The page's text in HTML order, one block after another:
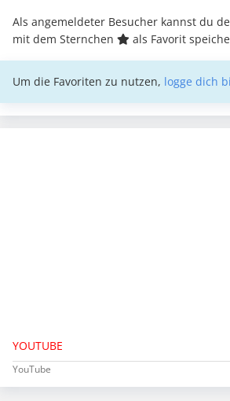
Als angemeldeter Besucher kannst du
mit dem Sternchen
als Favorit
Um die Favoriten zu nutzen, logge dich
YOUTUBE
YouTube